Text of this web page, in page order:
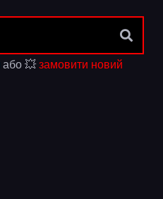
або 💥замовити новий